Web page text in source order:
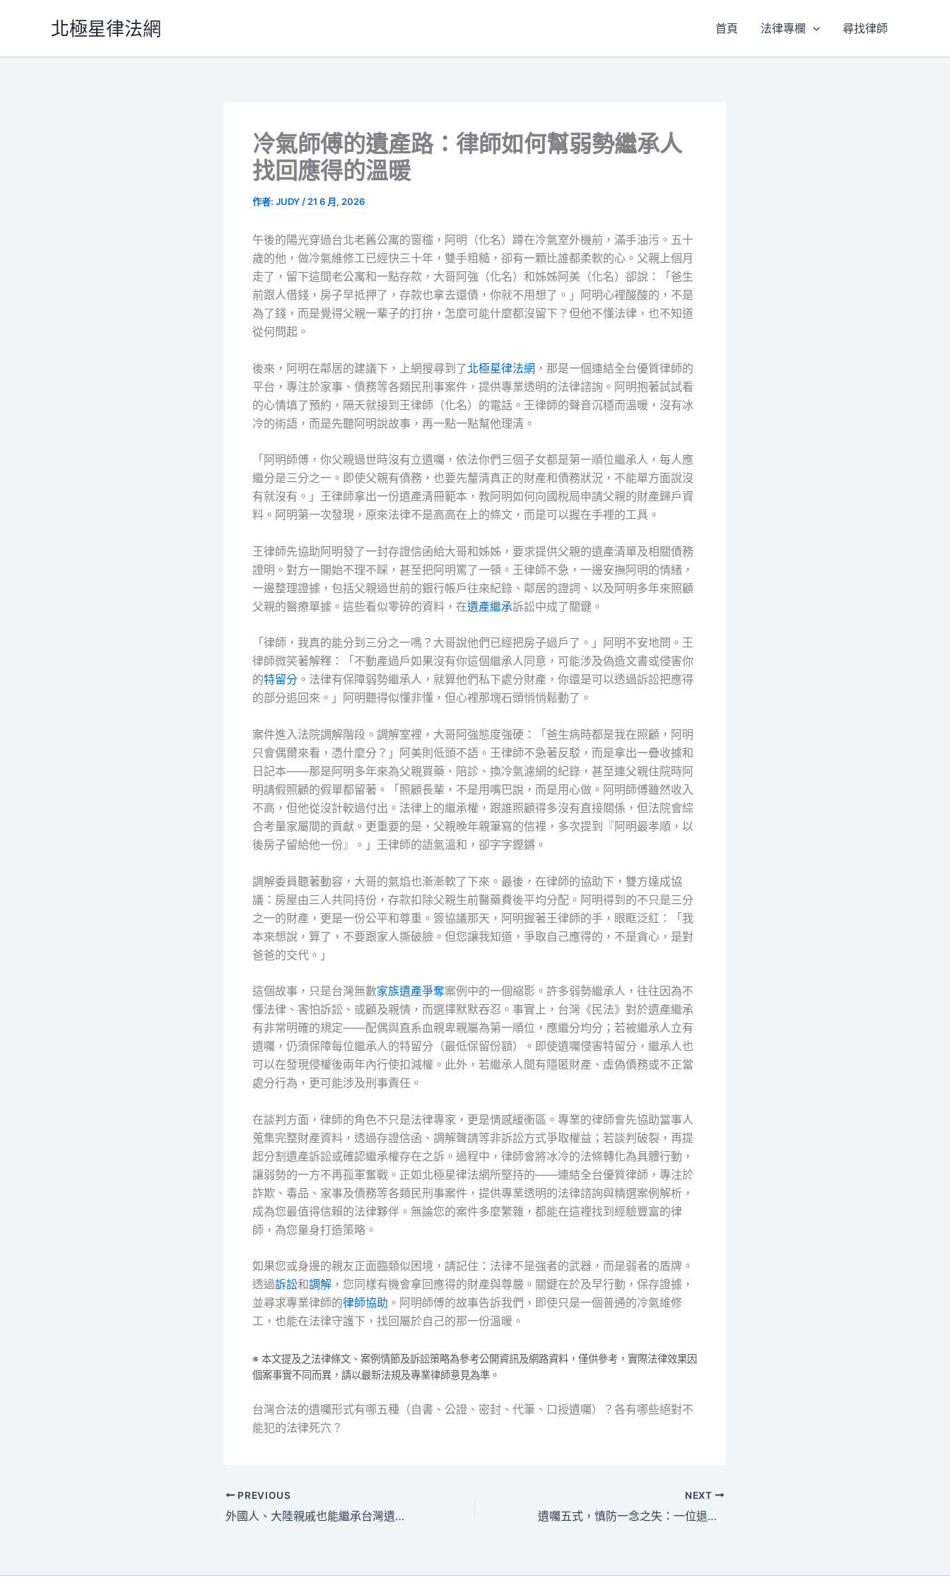
北極星律法網 首頁 法律專欄 尋找律師
冷氣師傅的遺產路：律師如何幫弱勢繼承人
找回應得的溫暖
作者: JUDY / 21 6 月, 2026
午後的陽光穿過台北老舊公寓的窗櫺，阿明（化名）蹲在冷氣室外機前，滿手油污。五十
歲的他，做冷氣維修工已經快三十年，雙手粗糙，卻有一顆比誰都柔軟的心。父親上個月
走了，留下這間老公寓和一點存款，大哥阿強（化名）和姊姊阿美（化名）卻說：「爸生
前跟人借錢，房子早抵押了，存款也拿去還債，你就不用想了。」阿明心裡酸酸的，不是
為了錢，而是覺得父親一輩子的打拚，怎麼可能什麼都沒留下？但他不懂法律，也不知道
從何問起。
後來，阿明在鄰居的建議下，上網搜尋到了北極星律法網 ，那是一個連結全台優質律師的
平台，專注於家事、債務等各類民刑事案件，提供專業透明的法律諮詢。阿明抱著試試看
的心情填了預約，隔天就接到王律師（化名）的電話。王律師的聲音沉穩而溫暖，沒有冰
冷的術語，而是先聽阿明說故事，再一點一點幫他理清。
「阿明師傅，你父親過世時沒有立遺囑，依法你們三個子女都是第一順位繼承人，每人應
繼分是三分之一。即使父親有債務，也要先釐清真正的財產和債務狀況，不能單方面說沒
有就沒有。」王律師拿出一份遺產清冊範本，教阿明如何向國稅局申請父親的財產歸戶資
料。阿明第一次發現，原來法律不是高高在上的條文，而是可以握在手裡的工具。
王律師先協助阿明發了一封存證信函給大哥和姊姊，要求提供父親的遺產清單及相關債務
證明。對方一開始不理不睬，甚至把阿明罵了一頓。王律師不急，一邊安撫阿明的情緒，
一邊整理證據，包括父親過世前的銀行帳戶往來紀錄、鄰居的證詞、以及阿明多年來照顧
父親的醫療單據。這些看似零碎的資料，在遺產繼承訴訟中成了關鍵。
「律師，我真的能分到三分之一嗎？大哥說他們已經把房子過戶了。」阿明不安地問。王
律師微笑著解釋：「不動產過戶如果沒有你這個繼承人同意，可能涉及偽造文書或侵害你
的特留分 。法律有保障弱勢繼承人，就算他們私下處分財產，你還是可以透過訴訟把應得
的部分追回來。」阿明聽得似懂非懂，但心裡那塊石頭悄悄鬆動了。
案件進入法院調解階段。調解室裡，大哥阿強態度強硬：「爸生病時都是我在照顧，阿明
只會偶爾來看，憑什麼分？」阿美則低頭不語。王律師不急著反駁，而是拿出一疊收據和
日記本——那是阿明多年來為父親買藥、陪診、換冷氣濾網的紀錄，甚至連父親住院時阿
明請假照顧的假單都留著。「照顧長輩，不是用嘴巴說，而是用心做。阿明師傅雖然收入
不高，但他從沒計較過付出。法律上的繼承權，跟誰照顧得多沒有直接關係，但法院會綜
合考量家屬間的貢獻。更重要的是，父親晚年親筆寫的信裡，多次提到『阿明最孝順，以
後房子留給他一份』。」王律師的語氣溫和，卻字字鏗鏘。
調解委員聽著動容，大哥的氣焰也漸漸軟了下來。最後，在律師的協助下，雙方達成協
議：房屋由三人共同持份，存款扣除父親生前醫藥費後平均分配。阿明得到的不只是三分
之一的財產，更是一份公平和尊重。簽協議那天，阿明握著王律師的手，眼眶泛紅：「我
本來想說，算了，不要跟家人撕破臉。但您讓我知道，爭取自己應得的，不是貪心，是對
爸爸的交代。」
這個故事，只是台灣無數家族遺產爭奪案例中的一個縮影。許多弱勢繼承人，往往因為不
懂法律、害怕訴訟、或顧及親情，而選擇默默吞忍。事實上，台灣《民法》對於遺產繼承
有非常明確的規定——配偶與直系血親卑親屬為第一順位，應繼分均分；若被繼承人立有
遺囑，仍須保障每位繼承人的特留分（最低保留份額）。即使遺囑侵害特留分，繼承人也
可以在發現侵權後兩年內行使扣減權。此外，若繼承人間有隱匿財產、虛偽債務或不正當
處分行為，更可能涉及刑事責任。
在談判方面，律師的角色不只是法律專家，更是情感緩衝區。專業的律師會先協助當事人
蒐集完整財產資料，透過存證信函、調解聲請等非訴訟方式爭取權益；若談判破裂，再提
起分割遺產訴訟或確認繼承權存在之訴。過程中，律師會將冰冷的法條轉化為具體行動，
讓弱勢的一方不再孤軍奮戰。正如北極星律法網所堅持的——連結全台優質律師，專注於
詐欺、毒品、家事及債務等各類民刑事案件，提供專業透明的法律諮詢與精選案例解析，
成為您最值得信賴的法律夥伴。無論您的案件多麼繁雜，都能在這裡找到經驗豐富的律
師，為您量身打造策略。
如果您或身邊的親友正面臨類似困境，請記住：法律不是強者的武器，而是弱者的盾牌。
透過訴訟和調解 ，您同樣有機會拿回應得的財產與尊嚴。關鍵在於及早行動，保存證據，
並尋求專業律師的律師協助 。阿明師傅的故事告訴我們，即使只是一個普通的冷氣維修
工，也能在法律守護下，找回屬於自己的那一份溫暖。
※ 本文提及之法律條文、案例情節及訴訟策略為參考公開資訊及網路資料，僅供參考，實際法律效果因
個案事實不同而異，請以最新法規及專業律師意見為準。
台灣合法的遺囑形式有哪五種（自書、公證、密封、代筆、口授遺囑）？各有哪些絕對不
能犯的法律死穴？
PREVIOUS
外國人、大陸親戚也能繼承台灣遺產？阿明香腸攤的法律小故事
NEXT
遺囑五式，慎防一念之失：一位退休教師的平安書